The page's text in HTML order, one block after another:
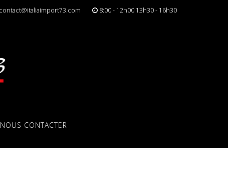
contact@italiaimport73.com 8:00 - 12h00 13h30 - 16h30
NOUS CONTACTER